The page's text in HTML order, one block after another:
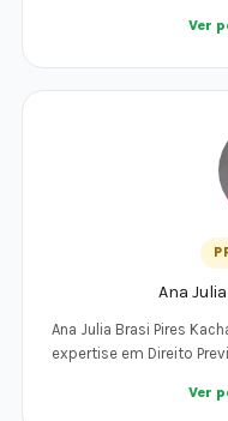
Ver
Ana
Ana Julia Brasi Pires
expertise em Direito
Ver